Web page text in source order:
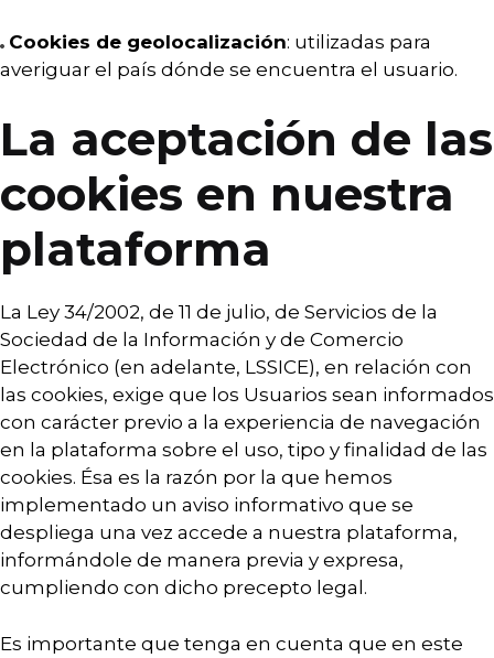
Cookies de geolocalización: utilizadas para
averiguar el país dónde se encuentra el usuario.
La aceptación de las
cookies en nuestra
plataforma
La Ley 34/2002, de 11 de julio, de Servicios de la
Sociedad de la Información y de Comercio
Electrónico (en adelante, LSSICE), en relación con
las cookies, exige que los Usuarios sean informados
con carácter previo a la experiencia de navegación
en la plataforma sobre el uso, tipo y finalidad de las
cookies. Ésa es la razón por la que hemos
implementado un aviso informativo que se
despliega una vez accede a nuestra plataforma,
informándole de manera previa y expresa,
cumpliendo con dicho precepto legal.
Es importante que tenga en cuenta que en este